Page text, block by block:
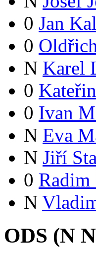
0 Jan
0
N Karel
0
0 Ivan
N Eva
N Jiří
0 Radim
N
ODS (N